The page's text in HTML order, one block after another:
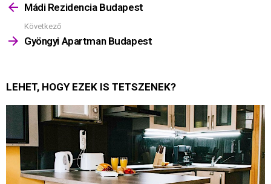
többetMádi Rezidencia Budapest
Következő
Gyöngyi Apartman Budapest
LEHET, HOGY EZEK IS TETSZENEK?